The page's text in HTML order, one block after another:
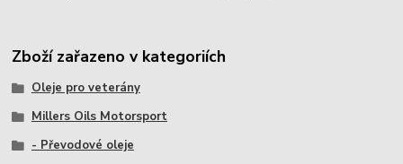
Zboží zařazeno v kategoriích
Oleje pro veterány
Millers Oils Motorsport
- Převodové oleje